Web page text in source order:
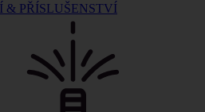
& PŘÍSLUŠENSTVÍ